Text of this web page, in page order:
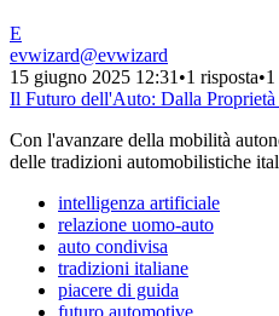
E
evwizard@evwizard
15 giugno 2025 12:31 •1 risposta•
Il Futuro dell'Auto: Dalla
Con l'avanzare della mobilità
delle tradizioni automobilistiche
intelligenza artificiale
relazione uomo-auto
auto condivisa
tradizioni italiane
piacere di guida
futuro automotive